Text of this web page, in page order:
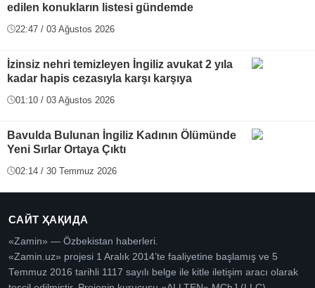
edilen konukların listesi gündemde
22:47 / 03 Ağustos 2026
İzinsiz nehri temizleyen İngiliz avukat 2 yıla
kadar hapis cezasıyla karşı karşıya
01:10 / 03 Ağustos 2026
Bavulda Bulunan İngiliz Kadının Ölümünde
Yeni Sırlar Ortaya Çıktı
02:14 / 30 Temmuz 2026
САЙТ ҲАҚИДА
«Zamin» — Özbekistan haberleri.
«Zamin.uz» projesi 1 Aralık 2014’te faaliyetine başlamış ve 5
Temmuz 2016 tarihli 1117 sayılı belge ile kitle iletişim aracı olarak